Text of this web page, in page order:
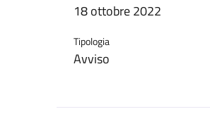
18 ottobre 2022
Tipologia
Avviso